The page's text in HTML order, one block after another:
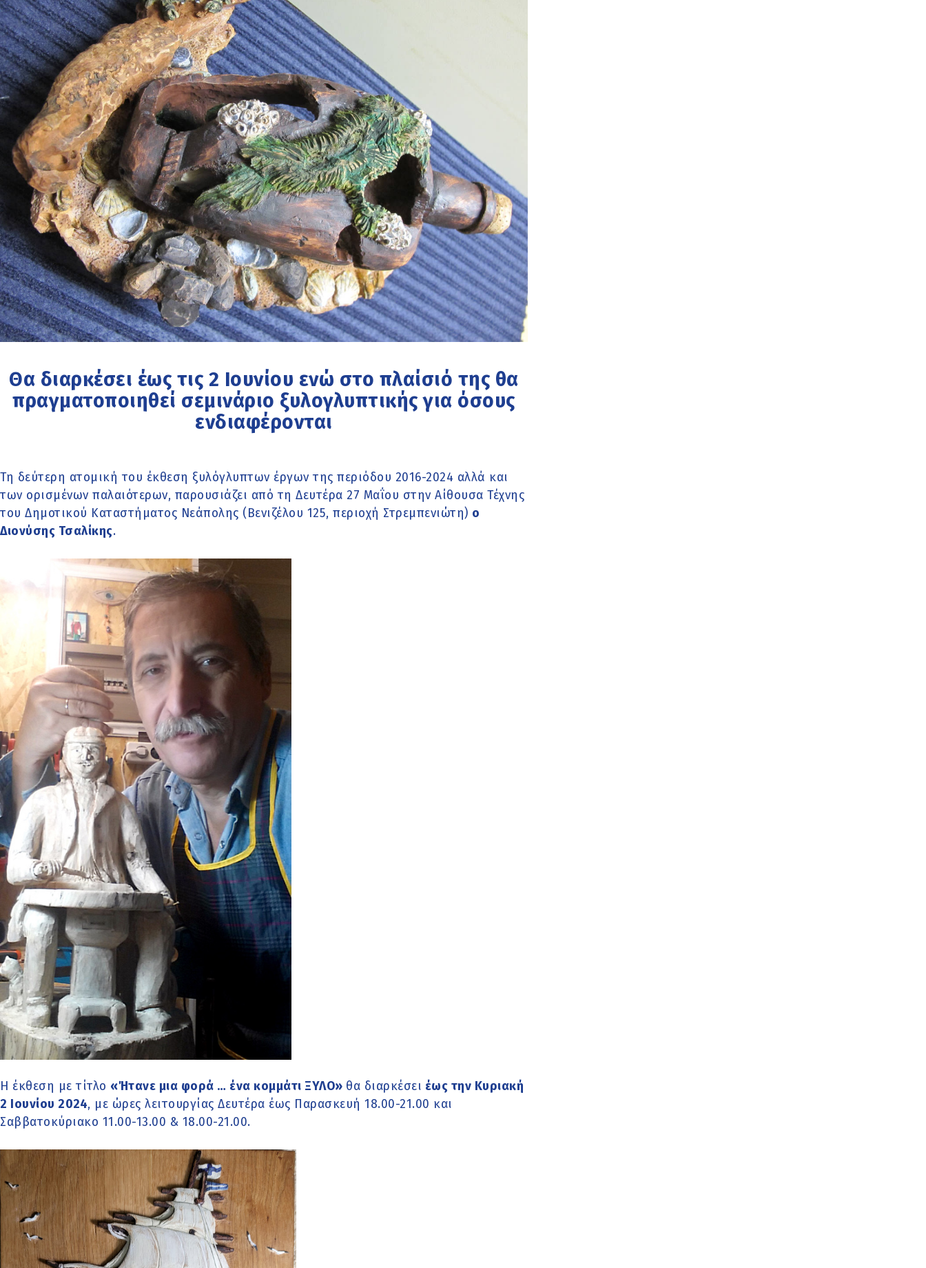
Θα διαρκέσει έως τις 2 Ιουνίου ενώ στο πλαίσιό της θα
πραγματοποιηθεί σεμινάριο ξυλογλυπτικής για όσους
ενδιαφέρονται
Τη δεύτερη ατομική του έκθεση ξυλόγλυπτων έργων της περιόδου 2016-2024 αλλά και
των ορισμένων παλαιότερων, παρουσιάζει από τη Δευτέρα 27 Μαΐου στην Αίθουσα Τέχνης
του Δημοτικού Καταστήματος Νεάπολης (Βενιζέλου 125, περιοχή Στρεμπενιώτη) ο
Διονύσης Τσαλίκης.
Η έκθεση με τίτλο «Ήτανε μια φορά … ένα κομμάτι ΞΥΛΟ» θα διαρκέσει έως την Κυριακή
2 Ιουνίου 2024, με ώρες λειτουργίας Δευτέρα έως Παρασκευή 18.00-21.00 και
Σαββατοκύριακο 11.00-13.00 & 18.00-21.00.